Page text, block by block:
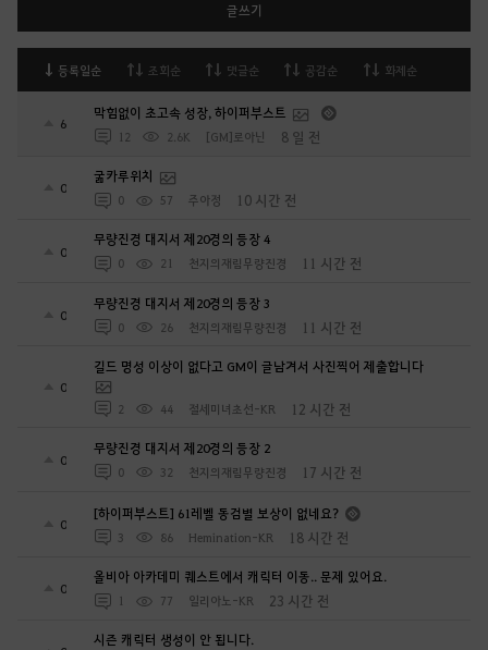
글쓰기
등록일순 조회순 댓글순 공감순 화제순
6
막힘없이 초고속 성장, 하이퍼부스트
12 2.6K [GM]로아닌 8 일 전
0
굶카루위치
0 57 주아정 10 시간 전
0
무량진경 대지서 제20경의 등장 4
0 21 천지의재림무량진경 11 시간 전
0
무량진경 대지서 제20경의 등장 3
0 26 천지의재림무량진경 11 시간 전
0
길드 명성 이상이 없다고 GM이 글남겨서 사진찍어 제출합니다
2 44 절세미녀초선-KR 12 시간 전
0
무량진경 대지서 제20경의 등장 2
0 32 천지의재림무량진경 17 시간 전
0
[하이퍼부스트] 61레벨 동검별 보상이 없네요?
3 86 Hemination-KR 18 시간 전
0
올비아 아카데미 퀘스트에서 캐릭터 이동.. 문제 있어요.
1 77 일리아노-KR 23 시간 전
시즌 캐릭터 생성이 안 됩니다.